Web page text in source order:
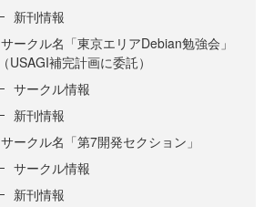
新刊情報
サークル名「東京エリアDebian勉強会」
（USAGI補完計画に委託）
サークル情報
新刊情報
サークル名「第7開発セクション」
サークル情報
新刊情報